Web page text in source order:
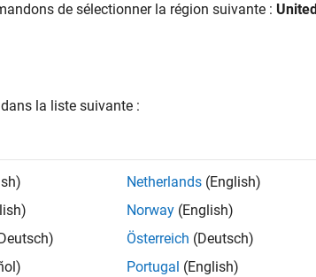
How useful was this
de sélectionner la région suivante :
la liste suivante :
Netherlands (English)
Norway (English)
Österreich (Deutsch)
Portugal (English)